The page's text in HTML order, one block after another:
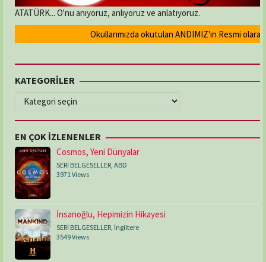
ATATÜRK... O'nu anıyoruz, anlıyoruz ve anlatıyoruz.
Okullarımızda okutulan ANDIMIZ'ın Resmi olarak
KATEGORİLER
KATEGORİLER
EN ÇOK İZLENENLER
Cosmos, Yeni Dünyalar
SERİ BELGESELLER ABD
3971 Views
İnsanoğlu, Hepimizin Hikayesi
SERİ BELGESELLER İngiltere
3549 Views